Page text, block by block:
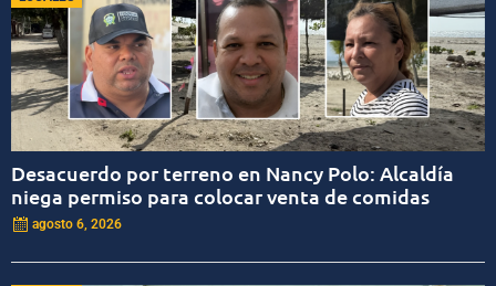
Desacuerdo por terreno en Nancy Polo: Alcaldía
niega permiso para colocar venta de comidas
agosto 6, 2026